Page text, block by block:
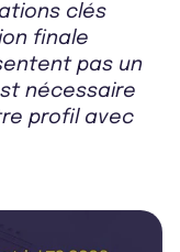
clés
finale
pas un
nécessaire
profil avec